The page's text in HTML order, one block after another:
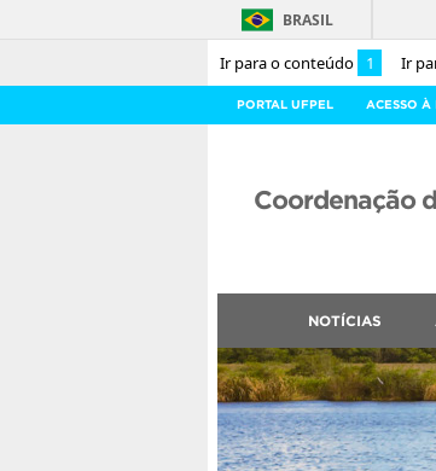
Ir para o conteúdo 1 Ir
BRASIL
PORTAL UFPEL ACESSO À
Coordenação
NOTÍCIAS